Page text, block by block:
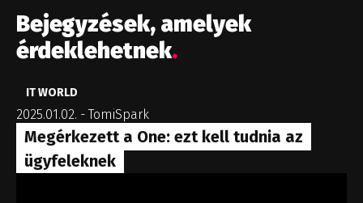
Bejegyzések, amelyek
érdeklehetnek.
IT WORLD
2025.01.02. -TomiSpark
Megérkezett a One: ezt kell tudnia az
ügyfeleknek